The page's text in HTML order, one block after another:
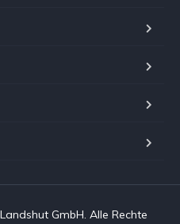
GmbH. Alle Rechte